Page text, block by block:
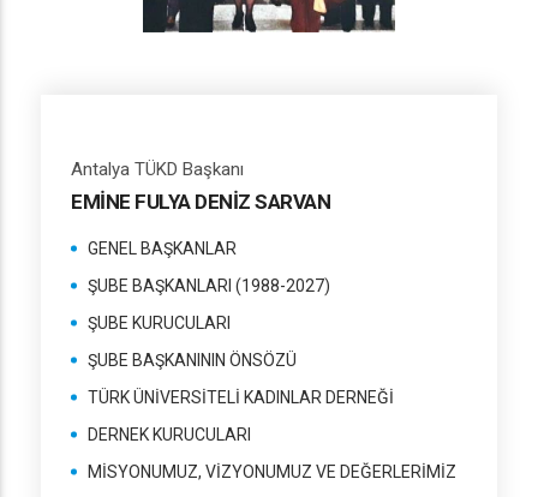
Antalya TÜKD Başkanı
EMİNE FULYA DENİZ SARVAN
GENEL BAŞKANLAR
ŞUBE BAŞKANLARI (1988-2027)
ŞUBE KURUCULARI
ŞUBE BAŞKANININ ÖNSÖZÜ
TÜRK ÜNİVERSİTELİ KADINLAR DERNEĞİ
DERNEK KURUCULARI
MİSYONUMUZ, VİZYONUMUZ VE DEĞERLERİMİZ